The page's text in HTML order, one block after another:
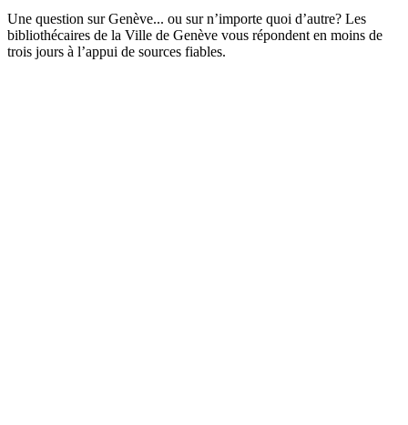
Une question sur Genève... ou sur n’importe quoi d’autre? Les
bibliothécaires de la Ville de Genève vous répondent en moins de
trois jours à l’appui de sources fiables.